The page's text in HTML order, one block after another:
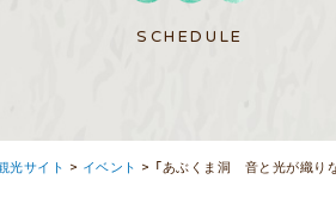
SCHEDULE
光サイト > イベント > 「あぶくま洞 音